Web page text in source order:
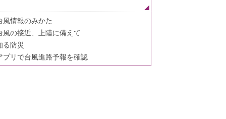
風情報のみかた
風の接近、上陸に備えて
る防災
プリで台風進路予報を確認